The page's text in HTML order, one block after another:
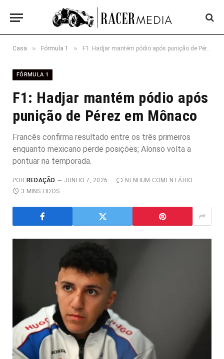
Casa » Fórmula 1 » F1: Hadjar mantém pódio após punição de Pérez em Mônaco
FÓRMULA 1
F1: Hadjar mantém pódio após
punição de Pérez em Mônaco
Francês confirma resultado entre os três primeiros
enquanto mexicano perde posições; Alonso volta a
pontuar na temporada.
POR REDAÇÃO JUNHO 7, 2026
NENHUM COMENTÁRIO
3 MINS LIDOS